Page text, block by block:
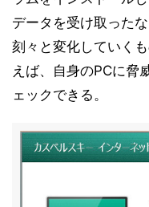
データを受け取った
刻々と変化していく
えば、自身のPCに脅
ェックできる。